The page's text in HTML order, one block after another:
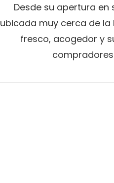
Desde su apertura
ubicada muy cerca de
fresco, acogedor y